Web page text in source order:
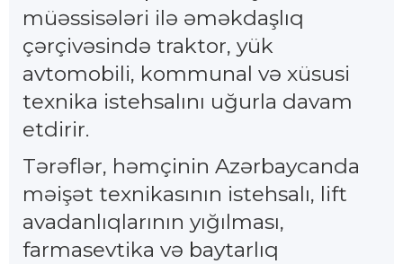
müəssisələri ilə əməkdaşlıq
çərçivəsində traktor, yük
avtomobili, kommunal və xüsusi
texnika istehsalını uğurla davam
etdirir.
Tərəflər, həmçinin Azərbaycanda
məişət texnikasının istehsalı, lift
avadanlıqlarının yığılması,
farmasevtika və baytarlıq